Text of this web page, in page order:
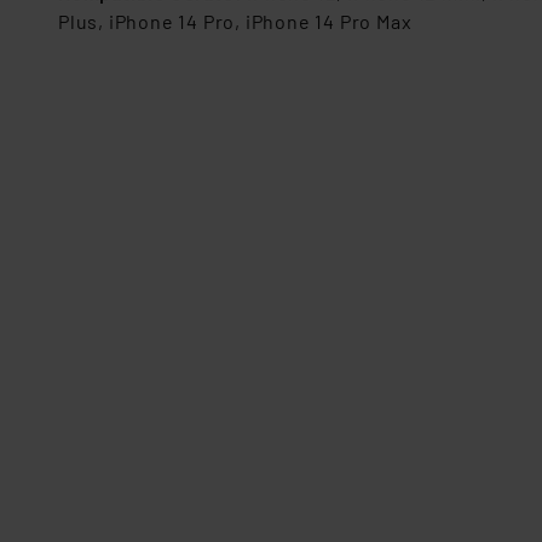
Datenschutz nach EU-
Plus, iPhone 14 Pro, iPhone 14 Pro Max